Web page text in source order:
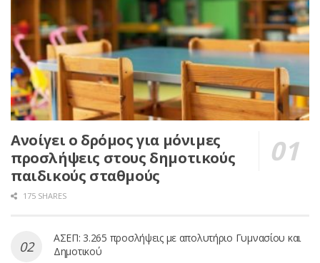
Ανοίγει ο δρόμος για μόνιμες
προσλήψεις στους δημοτικούς
παιδικούς σταθμούς
175 SHARES
ΑΣΕΠ: 3.265 προσλήψεις με απολυτήριο Γυμνασίου και
Δημοτικού